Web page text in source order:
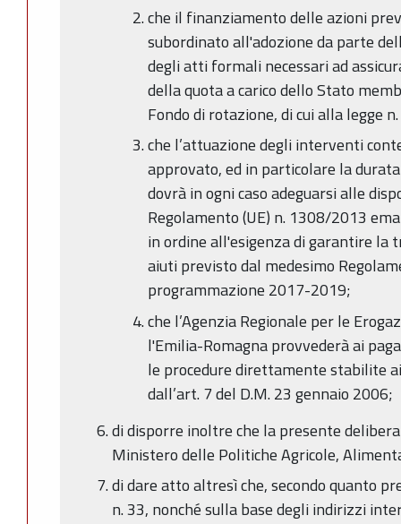
che il finanziamento delle azioni
subordinato all'adozione da parte
degli atti formali necessari ad
della quota a carico dello Stato
Fondo di rotazione, di cui alla legge
che l’attuazione degli interventi
approvato, ed in particolare la
dovrà in ogni caso adeguarsi alle
Regolamento (UE) n. 1308/2013
in ordine all'esigenza di garantire la
aiuti previsto dal medesimo
programmazione 2017-2019;
che l’Agenzia Regionale per le
l'Emilia-Romagna provvederà ai
le procedure direttamente stabilite
dall’art. 7 del D.M. 23 gennaio 2006;
di disporre inoltre che la presente
Ministero delle Politiche Agricole,
di dare atto altresì che, secondo quanto
n. 33, nonché sulla base degli indirizzi